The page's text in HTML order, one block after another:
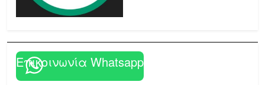
Επικοινωνία Whatsapp